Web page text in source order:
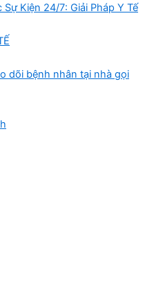
Kiện 24/7: Giải Pháp Y Tế
dõi bệnh nhân tại nhà gọi